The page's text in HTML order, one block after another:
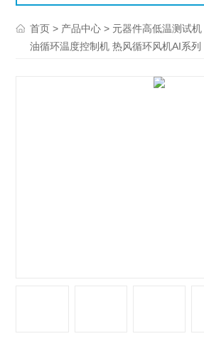
首页 > 产品中心 > 元器件高低温测试机
油循环温度控制机 热风循环风机AI系列